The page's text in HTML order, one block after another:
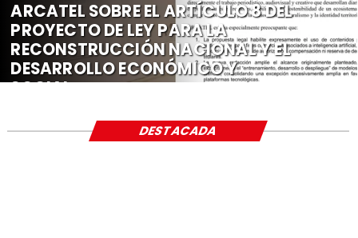
ARCATEL SOBRE EL ARTÍCULO 8 DEL
PROYECTO DE LEY PARA LA
RECONSTRUCCIÓN NACIONAL Y EL
DESARROLLO ECONÓMICO Y
SOCIAL
DESTACADA